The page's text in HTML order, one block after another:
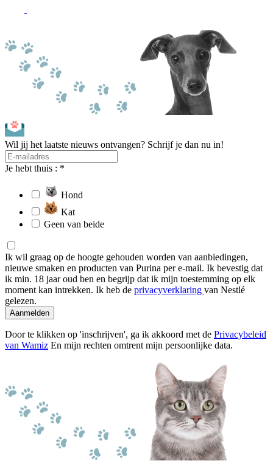
Wil jij het laatste nieuws ontvangen? Schrijf je dan nu in!
Je hebt thuis : *
Hond
Kat
Geen van beide
Ik wil graag op de hoogte gehouden worden van aanbiedingen,
nieuwe smaken en producten van Purina per e-mail. Ik bevestig dat
ik min. 18 jaar oud ben en begrijp dat ik mijn toestemming op elk
moment kan intrekken. Ik heb de privacyverklaring van Nestlé
gelezen.
Aanmelden
Door te klikken op 'inschrijven', ga ik akkoord met de Privacybeleid
van Wamiz En mijn rechten omtrent mijn persoonlijke data.